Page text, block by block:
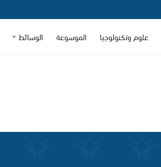
علوم وتكنولوجيا الموسوعة الوسائط